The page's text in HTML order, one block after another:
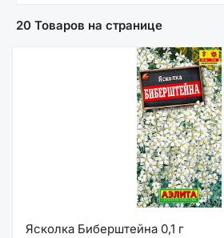
20 Товаров на странице
Ясколка Биберштейна 0,1 г